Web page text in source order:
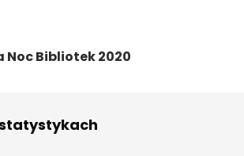
Noc Bibliotek 2020